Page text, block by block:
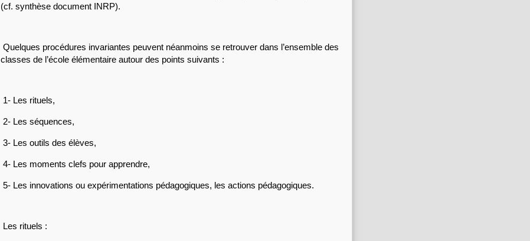
(cf. synthèse document INRP).
Quelques procédures invariantes peuvent néanmoins se retrouver dans l’ensemble des
classes de l’école élémentaire autour des points suivants :
1- Les rituels,
2- Les séquences,
3- Les outils des élèves,
4- Les moments clefs pour apprendre,
5- Les innovations ou expérimentations pédagogiques, les actions pédagogiques.
Les rituels :